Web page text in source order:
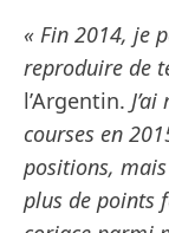
« Fin 2014, je
reproduire de
l’Argentin.
courses en
positions,
plus de points